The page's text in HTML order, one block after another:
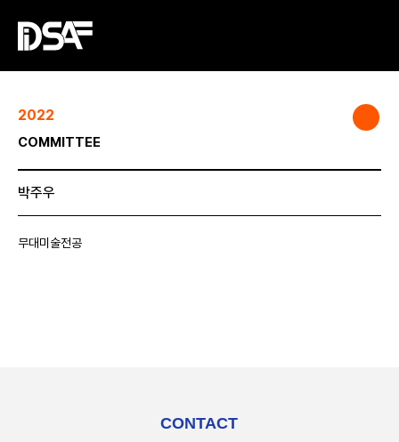
2022
COMMITTEE
박주우
무대미술전공
CONTACT